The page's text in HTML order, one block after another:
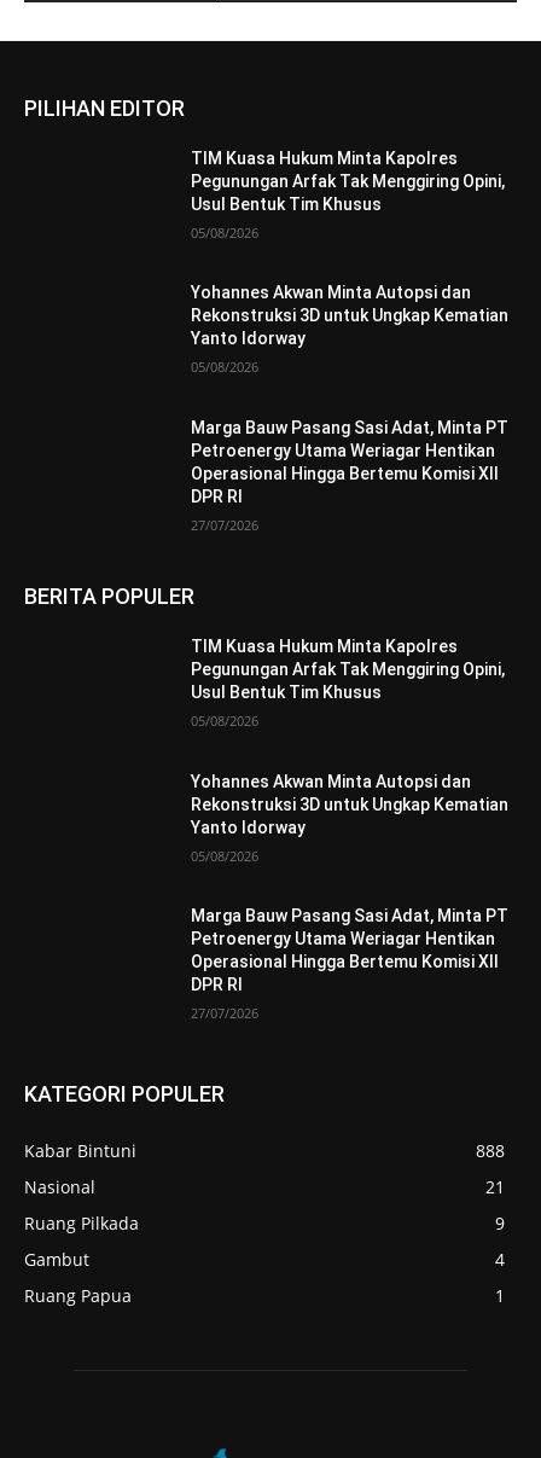
PILIHAN EDITOR
TIM Kuasa Hukum Minta Kapolres
Pegunungan Arfak Tak Menggiring Opini,
Usul Bentuk Tim Khusus
05/08/2026
Yohannes Akwan Minta Autopsi dan
Rekonstruksi 3D untuk Ungkap Kematian
Yanto Idorway
05/08/2026
Marga Bauw Pasang Sasi Adat, Minta PT
Petroenergy Utama Weriagar Hentikan
Operasional Hingga Bertemu Komisi XII
DPR RI
27/07/2026
BERITA POPULER
TIM Kuasa Hukum Minta Kapolres
Pegunungan Arfak Tak Menggiring Opini,
Usul Bentuk Tim Khusus
05/08/2026
Yohannes Akwan Minta Autopsi dan
Rekonstruksi 3D untuk Ungkap Kematian
Yanto Idorway
05/08/2026
Marga Bauw Pasang Sasi Adat, Minta PT
Petroenergy Utama Weriagar Hentikan
Operasional Hingga Bertemu Komisi XII
DPR RI
27/07/2026
KATEGORI POPULER
Kabar Bintuni
888
Nasional
21
Ruang Pilkada
9
Gambut
4
Ruang Papua
1